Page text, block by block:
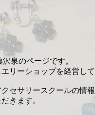
泉のページです。
リーショップを経営し
セサリースクールの情
きます。